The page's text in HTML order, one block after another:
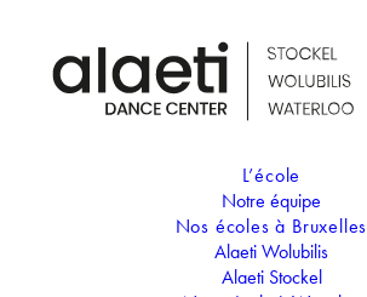
L’école
Notre équipe
Nos écoles à Bruxelles
Alaeti Wolubilis
Alaeti Stockel